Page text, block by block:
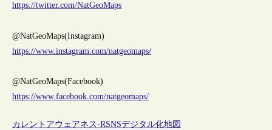
https://twitter.com/NatGeoMaps
@NatGeoMaps(Instagram)
https://www.instagram.com/natgeomaps/
@NatGeoMaps(Facebook)
https://www.facebook.com/natgeomaps/
カレントアウェアネス-RSNSデジタル化地図